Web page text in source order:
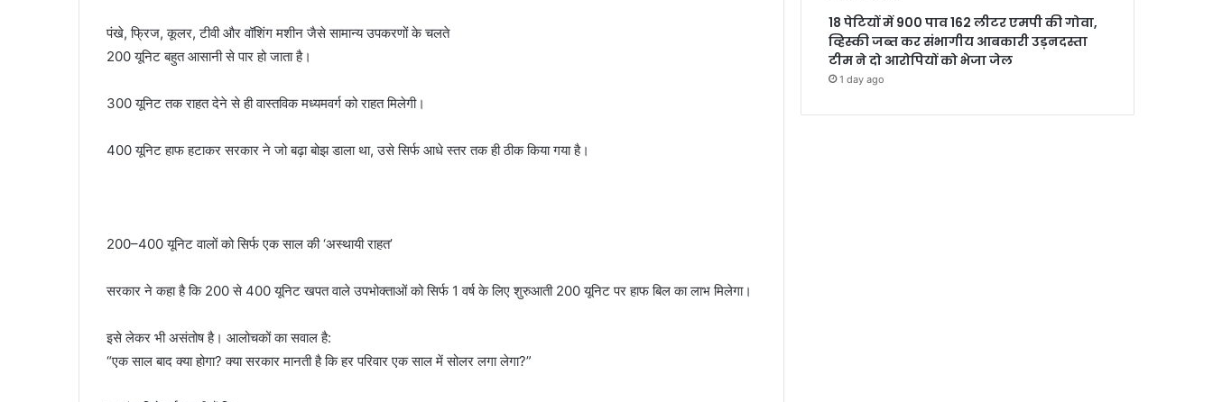
पंखे, फ्रिज, कूलर, टीवी और वॉशिंग मशीन जैसे सामान्य उपकरणों के चलते
200 यूनिट बहुत आसानी से पार हो जाता है।
300 यूनिट तक राहत देने से ही वास्तविक मध्यमवर्ग को राहत मिलेगी।
400 यूनिट हाफ हटाकर सरकार ने जो बढ़ा बोझ डाला था, उसे सिर्फ आधे स्तर तक ही ठीक किया गया है।
200–400 यूनिट वालों को सिर्फ एक साल की ‘अस्थायी राहत’
सरकार ने कहा है कि 200 से 400 यूनिट खपत वाले उपभोक्ताओं को सिर्फ 1 वर्ष के लिए शुरुआती 200 यूनिट पर हाफ बिल का लाभ मिलेगा।
इसे लेकर भी असंतोष है। आलोचकों का सवाल है:
“एक साल बाद क्या होगा? क्या सरकार मानती है कि हर परिवार एक साल में सोलर लगा लेगा?”
18 पेटियों में 900 पाव 162 लीटर एमपी की गोवा,
व्हिस्की जब्त कर संभागीय आबकारी उड़नदस्ता
टीम ने दो आरोपियों को भेजा जेल
1 day ago